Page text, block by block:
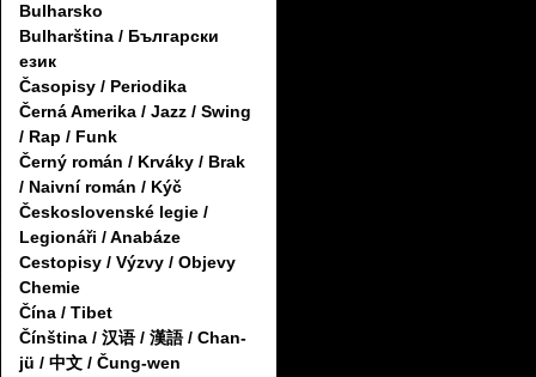
Bulharsko
Bulharština / Български
език
Časopisy / Periodika
Černá Amerika / Jazz / Swing
/ Rap / Funk
Černý román / Krváky / Brak
/ Naivní román / Kýč
Československé legie /
Legionáři / Anabáze
Cestopisy / Výzvy / Objevy
Chemie
Čína / Tibet
Čínština / 汉语 / 漢語 / Chan-
jü / 中文 / Čung-wen